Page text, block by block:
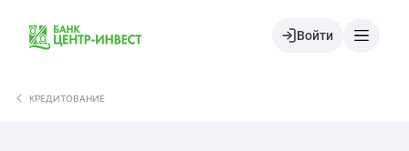
Войти
КРЕДИТОВАНИЕ